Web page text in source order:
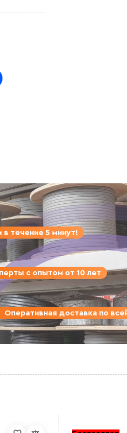
в течение 5 минут!
с опытом от 10 лет
Оперативная доставка по